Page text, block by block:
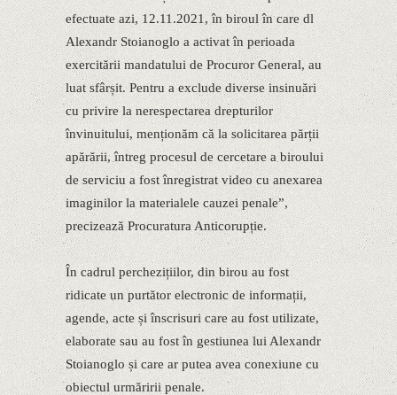
efectuate azi, 12.11.2021, în biroul în care dl
Alexandr Stoianoglo a activat în perioada
exercitării mandatului de Procuror General, au
luat sfârșit. Pentru a exclude diverse insinuări
cu privire la nerespectarea drepturilor
învinuitului, menționăm că la solicitarea părții
apărării, întreg procesul de cercetare a biroului
de serviciu a fost înregistrat video cu anexarea
imaginilor la materialele cauzei penale”,
precizează Procuratura Anticorupție.
În cadrul perchezițiilor, din birou au fost
ridicate un purtător electronic de informații,
agende, acte și înscrisuri care au fost utilizate,
elaborate sau au fost în gestiunea lui Alexandr
Stoianoglo și care ar putea avea conexiune cu
obiectul urmăririi penale.